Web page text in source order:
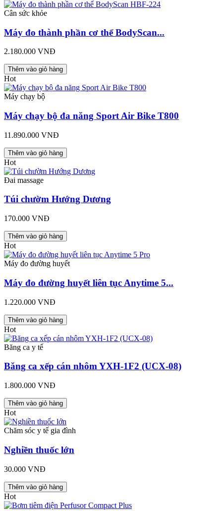
Cân sức khỏe
Máy đo thành phần cơ thể BodyScan...
2.180.000 VNĐ
Thêm vào giỏ hàng
Hot
Máy chạy bộ
Máy chạy bộ đa năng Sport Air Bike T800
11.890.000 VNĐ
Thêm vào giỏ hàng
Hot
Đai massage
Túi chườm Hướng Dương
170.000 VNĐ
Thêm vào giỏ hàng
Hot
Máy đo đường huyết
Máy đo đường huyết liên tục Anytime 5...
1.220.000 VNĐ
Thêm vào giỏ hàng
Hot
Băng ca y tế
Băng ca xếp cán nhôm YXH-1F2 (UCX-08)
1.800.000 VNĐ
Thêm vào giỏ hàng
Hot
Chăm sóc y tế gia đình
Nghiền thuốc lớn
30.000 VNĐ
Thêm vào giỏ hàng
Hot